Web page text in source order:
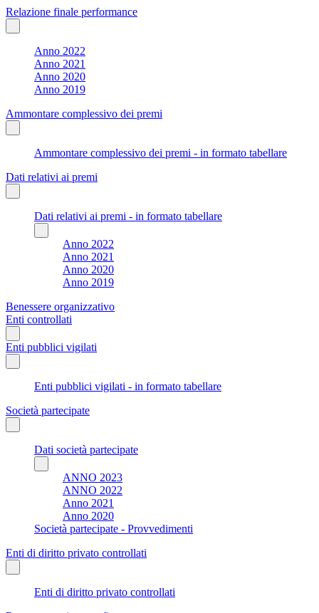
Relazione finale performance
Anno 2022
Anno 2021
Anno 2020
Anno 2019
Ammontare complessivo dei premi
Ammontare complessivo dei premi - in formato tabellare
Dati relativi ai premi
Dati relativi ai premi - in formato tabellare
Anno 2022
Anno 2021
Anno 2020
Anno 2019
Benessere organizzativo
Enti controllati
Enti pubblici vigilati
Enti pubblici vigilati - in formato tabellare
Società partecipate
Dati società partecipate
ANNO 2023
ANNO 2022
Anno 2021
Anno 2020
Società partecipate - Provvedimenti
Enti di diritto privato controllati
Enti di diritto privato controllati